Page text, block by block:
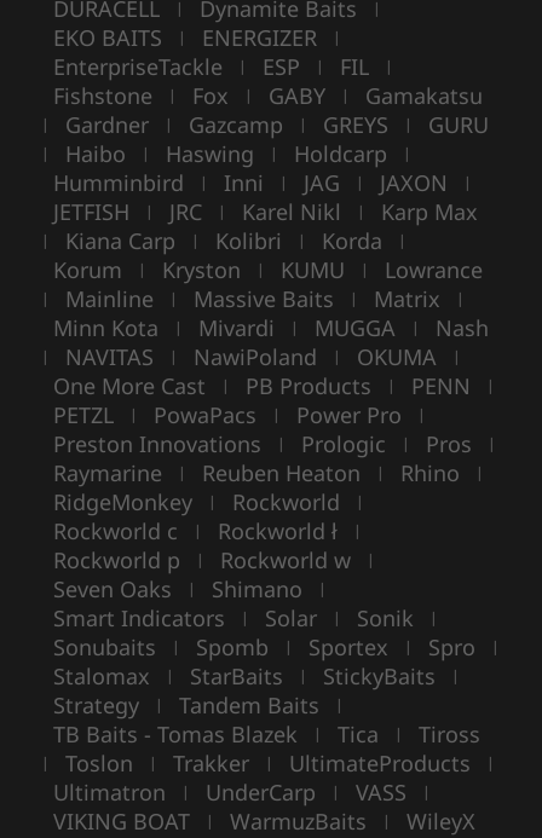
DURACELL | Dynamite Baits |
EKO BAITS | ENERGIZER |
EnterpriseTackle | ESP | FIL |
Fishstone | Fox | GABY | Gamakatsu
| Gardner | Gazcamp | GREYS | GURU
| Haibo | Haswing | Holdcarp |
Humminbird | Inni | JAG | JAXON |
JETFISH | JRC | Karel Nikl | Karp Max
| Kiana Carp | Kolibri | Korda |
Korum | Kryston | KUMU | Lowrance
| Mainline | Massive Baits | Matrix |
Minn Kota | Mivardi | MUGGA | Nash
| NAVITAS | NawiPoland | OKUMA |
One More Cast | PB Products | PENN |
PETZL | PowaPacs | Power Pro |
Preston Innovations | Prologic | Pros |
Raymarine | Reuben Heaton | Rhino |
RidgeMonkey | Rockworld |
Rockworld c | Rockworld ł |
Rockworld p | Rockworld w |
Seven Oaks | Shimano |
Smart Indicators | Solar | Sonik |
Sonubaits | Spomb | Sportex | Spro |
Stalomax | StarBaits | StickyBaits |
Strategy | Tandem Baits |
TB Baits - Tomas Blazek | Tica | Tiross
| Toslon | Trakker | UltimateProducts |
Ultimatron | UnderCarp | VASS |
VIKING BOAT | WarmuzBaits | WileyX